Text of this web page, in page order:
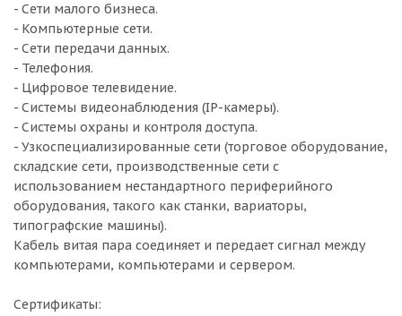
- Сети малого бизнеса.
- Компьютерные сети.
- Сети передачи данных.
- Телефония.
- Цифровое телевидение.
- Системы видеонаблюдения (IP-камеры).
- Системы охраны и контроля доступа.
- Узкоспециализированные сети (торговое оборудование,
складские сети, производственные сети с
использованием нестандартного периферийного
оборудования, такого как станки, вариаторы,
типографские машины).
Кабель витая пара соединяет и передает сигнал между
компьютерами, компьютерами и сервером.
Сертификаты: